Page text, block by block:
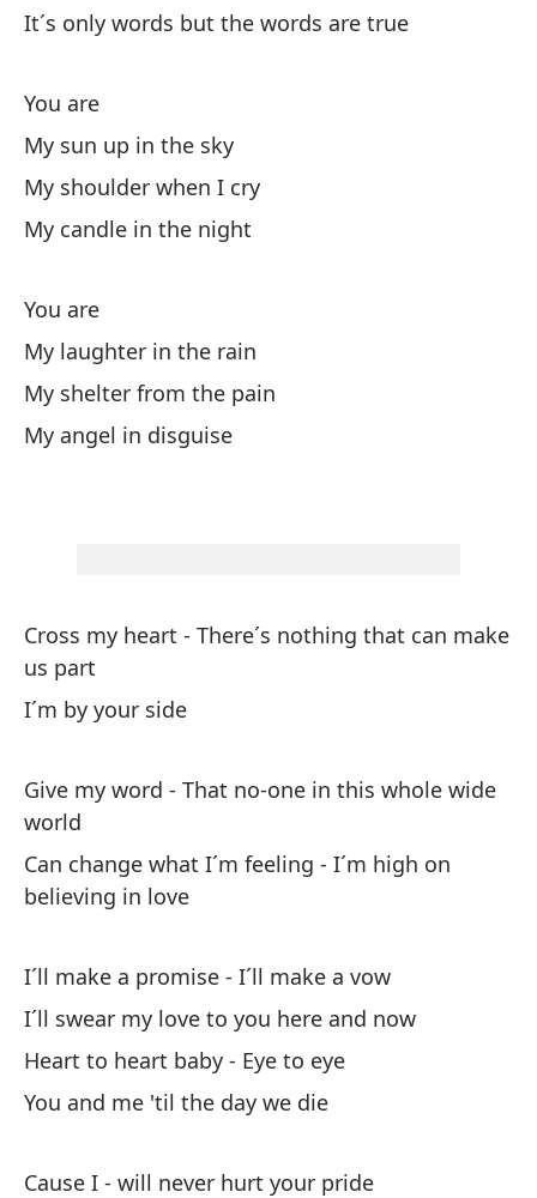
It´s only words but the words are true
You are
My sun up in the sky
My shoulder when I cry
My candle in the night
You are
My laughter in the rain
My shelter from the pain
My angel in disguise
Cross my heart - There´s nothing that can make
us part
I´m by your side
Give my word - That no-one in this whole wide
world
Can change what I´m feeling - I´m high on
believing in love
I´ll make a promise - I´ll make a vow
I´ll swear my love to you here and now
Heart to heart baby - Eye to eye
You and me 'til the day we die
Cause I - will never hurt your pride